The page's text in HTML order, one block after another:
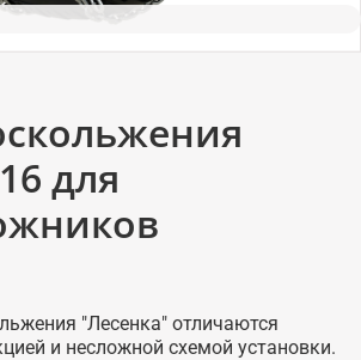
для
"Лесенка" отличаются
и несложной схемой установки.